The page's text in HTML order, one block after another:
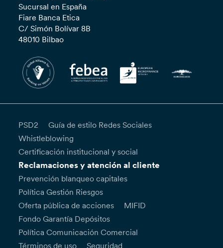
Sucursal en España
Fiare Banca Etica
C/ Simón Bolívar 8B
48010 Bilbao
PSD2
Guía de estilo Redes Sociales
Whistleblowing
Certificación institucional y social
Reclamaciones y atención al cliente
Prevención blanqueo capitales
Política Gestión Riesgos
Oferta pública de acciones
MIFID
Fondo Garantía Depósitos
Política Comunicación Comercial
Términos de uso
Seguridad